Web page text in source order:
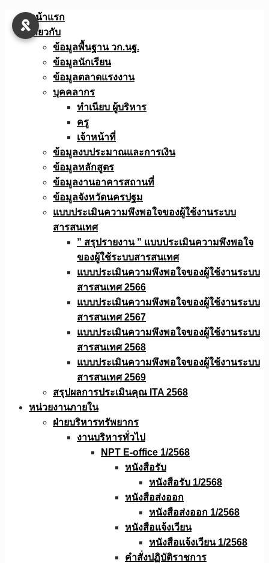
Skip
หน้าแรก
เกี่ยวกับ
ข้อมูลพื้นฐาน วก.นฐ.
ข้อมูลนักเรียน
ข้อมูลตลาดแรงงาน
บุคคลากร
ทำเนียบ ผู้บริหาร
ครู
เจ้าหน้าที่
ข้อมูลงบประมาณเเละการเงิน
ข้อมูลหลักสูตร
ข้อมูลงานอาคารสถานที่
ข้อมูลจังหวัดนครปฐม
แบบประเมินความพึงพอใจของผู้ใช้งานระบบ
สารสนเทศ
” สรุปรายงาน ” แบบประเมินความพึงพอใจ
ของผู้ใช้ระบบสารสนเทศ
แบบประเมินความพึงพอใจของผู้ใช้งานระบบ
สารสนเทศ 2566
แบบประเมินความพึงพอใจของผู้ใช้งานระบบ
สารสนเทศ 2567
แบบประเมินความพึงพอใจของผู้ใช้งานระบบ
สารสนเทศ 2568
แบบประเมินความพึงพอใจของผู้ใช้งานระบบ
สารสนเทศ 2569
สรุปผลการประเมินคุณ ITA 2568
หน่วยงานภายใน
ฝ่ายบริหารทรัพยากร
งานบริหารทั่วไป
NPT E-office 1/2568
หนังสือรับ
หนังสือรับ 1/2568
หนังสือส่งออก
หนังสือส่งออก 1/2568
หนังสือแจ้งเวียน
หนังสือเเจ้งเวียน 1/2568
คำสั่งปฏิบัติราชการ